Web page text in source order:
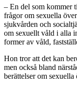
– En del som kommer
frågor om sexuella
sjukvården och
om sexuellt våld i alla
former av våld,
Hon tror att det kan
men också bland
berättelser om sexuella